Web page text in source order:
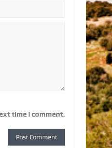
time I comment.